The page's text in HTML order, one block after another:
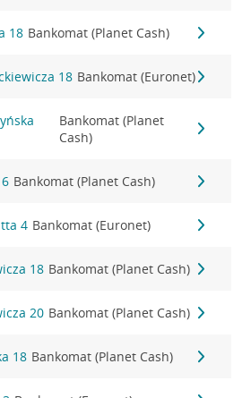
18 Bankomat (Planet Cash)
18 Bankomat (Euronet)
Bankomat (Planet
Cash)
Bankomat (Planet Cash)
4 Bankomat (Euronet)
18 Bankomat (Planet Cash)
20 Bankomat (Planet Cash)
18 Bankomat (Planet Cash)